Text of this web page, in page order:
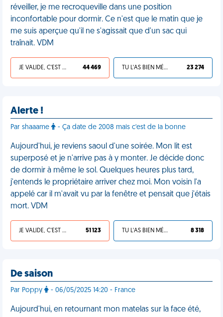
réveiller, je me recroqueville dans une position
inconfortable pour dormir. Ce n'est que le matin que je
me suis aperçue qu'il ne s'agissait que d'un sac qui
traînait. VDM
JE VALIDE, C'EST UNE VDM 44 469 TU L'AS BIEN MÉRITÉ 23 274
Alerte !
Par shaaame - Ça date de 2008 mais c'est de la bonne
Aujourd'hui, je reviens saoul d'une soirée. Mon lit est
superposé et je n'arrive pas à y monter. Je décide donc
de dormir à même le sol. Quelques heures plus tard,
j'entends le propriétaire arriver chez moi. Mon voisin l'a
appelé car il m'avait vu par la fenêtre et pensait que j'étais
mort. VDM
JE VALIDE, C'EST UNE VDM 51 123 TU L'AS BIEN MÉRITÉ 8 318
De saison
Par Poppy - 06/05/2025 14:20 - France
Aujourd'hui, en retournant mon matelas sur la face été,